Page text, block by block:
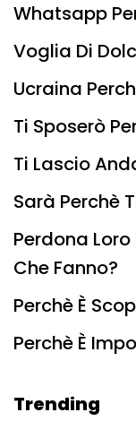
Whatsapp
Voglia Di
Ucraina
Ti Sposerò
Ti Lascio
Sarà Perchè
Perdona
Che Fanno?
Perchè È
Perchè È
Trending